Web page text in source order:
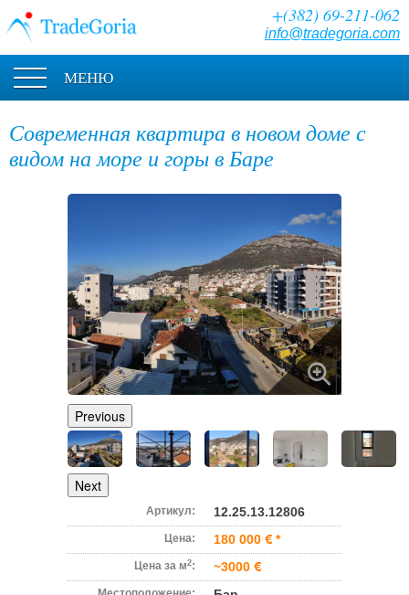
+(382) 69-211-062
info@tradegoria.com
МЕНЮ
Современная квартира в новом доме с
видом на море и горы в Баре
Previous
Next
Артикул: 12.25.13.12806
Цена: 180 000 *
Цена за м2: ~3000